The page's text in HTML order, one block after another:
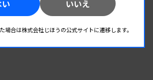
いいえ
合は株式会社じほうの公式サイトに遷移します。